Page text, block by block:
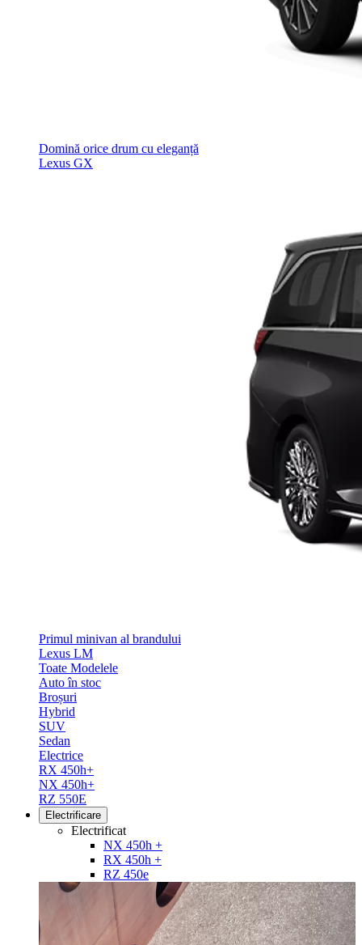
Domină orice drum cu eleganță
Lexus GX
Primul minivan al brandului
Lexus LM
Toate Modelele
Auto în stoc
Broșuri
Hybrid
SUV
Sedan
Electrice
RX 450h+
NX 450h+
RZ 550E
Electrificare
Electrificat
NX 450h +
RX 450h +
RZ 450e